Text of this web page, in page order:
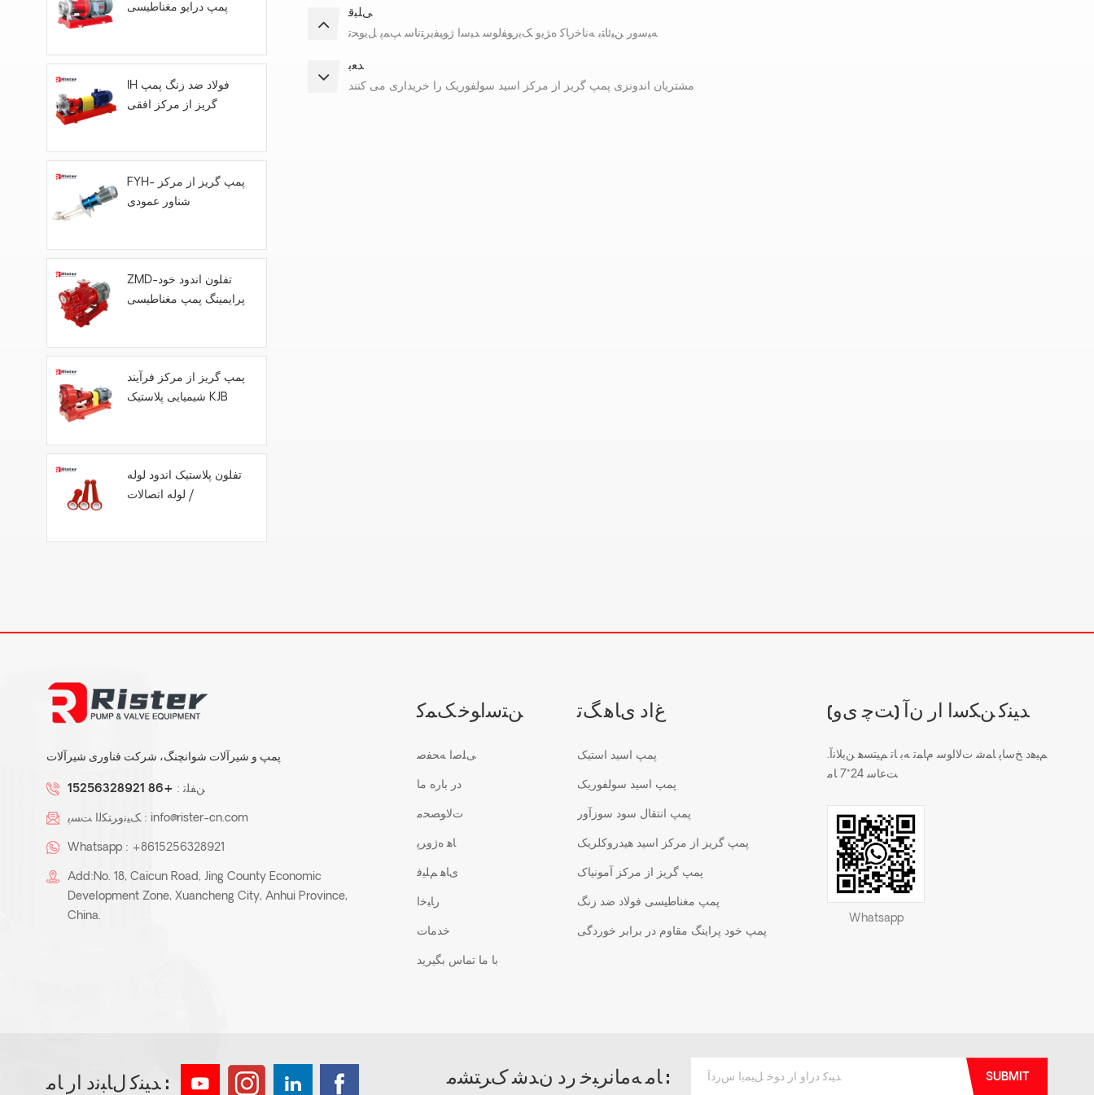
ﯽﻠﺒﻗ
ﻪﯿﺳﻭﺭ ﻦﯿﺋﺎﺘﺑ ﻪﻧﺎﺧﺭﺎﮐ ﻩﮋﯾﻭ ﮏﯾﺭﻮﻔﻟﻮﺳ ﺪﯿﺳﺍ ﮊﻮﯿﻔﯾﺮﺘﻧﺎﺳ ﭗﻤﭘ ﻞﯾﻮﺤﺗ
ﺪﻌﺑ
مشتریان اندونزی پمپ گریز از مرکز اسید سولفوریک را خریداری می کنند
پمپ درایو مغناطیسی
IH فولاد ضد زنگ پمپ
گریز از مرکز افقی
FYH- پمپ گریز از مرکز
شناور عمودی
ZMD-تفلون اندود خود
پرایمینگ پمپ مغناطیسی
پمپ گریز از مرکز فرآیند
شیمیایی پلاستیک KJB
تفلون پلاستیک اندود لوله
/ لوله اتصالات
پمپ و شیرآلات شوانچنگ، شرکت فناوری شیرآلات
ﻦﻔﻠﺗ : +86 15256328921
ﮏﯿﻧﻭﺮﺘﮑﻟﺍ ﺖﺴﭘ : info@rister-cn.com
Whatsapp : +8615256328921
Add:No. 18, Caicun Road, Jing County Economic
Development Zone, Xuancheng City, Anhui Province,
China.
ﻦﺘﺳﺍﻮﺧ ﮏﻤﮐ
ﯽﻠﺻﺍ ﻪﺤﻔﺻ
در باره ما
ﺕﻻ ﻮﺼﺤﻣ
ﺎﻫ ﻩﮊﻭﺮﭘ
ﯼﺎﻫ ﻢﻠﯿﻓ
ﺭﺎﺒﺧﺍ
خدمات
با ما تماس بگیرید
ﻍﺍﺩ ﯼﺎﻫ ﮓﺗ
پمپ اسید استیک
پمپ اسید سولفوریک
پمپ انتقال سود سوزآور
پمپ گریز از مرکز اسید هیدروکلریک
پمپ گریز از مرکز آمونیاک
پمپ مغناطیسی فولاد ضد زنگ
پمپ خود پراینگ مقاوم در برابر خوردگی
(ﺖﭼ ﯼﻭ) ﺪﯿﻨﮐ ﻦﮑﺳﺍ ﺍﺭ ﻥﺁ
.ﻢﯿﻫﺩ ﺦﺳﺎﭘ ﺎﻤﺷ ﺕﻻ ﺍﻮﺳ ﻡﺎﻤﺗ ﻪﺑ ﺎﺗ ﻢﯿﺘﺴﻫ ﻦﯾﻼ ﻧﺁ
ﺖﻋﺎﺳ 24*7 ﺎﻣ
Whatsapp
ﺪﯿﻨﮐ ﻝﺎﺒﻧﺩ ﺍﺭ ﺎﻣ : ﺎﻣ ﻪﻣﺎﻧﺮﺒﺧ ﺭﺩ ﻥﺪﺷ ﮎﺮﺘﺸﻣ : SUBMIT